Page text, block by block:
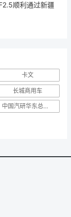
顺利通过新疆
卡文
长城商用车
中国汽研华东总部举行能力发布会